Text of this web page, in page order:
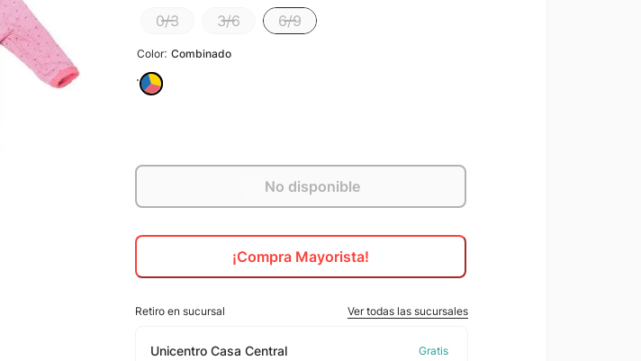
Color: Combinado
0/3 3/6 6/9
No disponible
¡Compra Mayorista!
Retiro en sucursal Ver todas las sucursales
Unicentro Casa Central